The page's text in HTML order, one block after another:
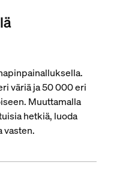
väriä ja 50 000 eri
Muuttamalla
hetkiä, luoda
vasten.